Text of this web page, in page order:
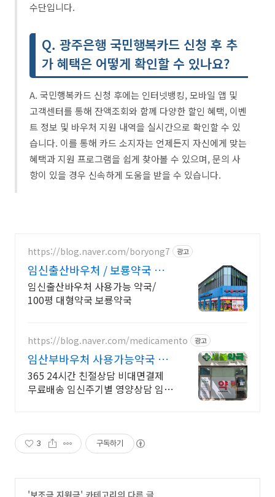
수단입니다.
Q. 광주은행 국민행복카드 신청 후 추
가 혜택은 어떻게 확인할 수 있나요?
A. 국민행복카드 신청 후에는 인터넷뱅킹, 모바일 앱 및
고객센터를 통해 잔액조회와 함께 다양한 할인 혜택, 이벤
트 정보 및 바우처 지원 내역을 실시간으로 확인할 수 있
습니다. 이를 통해 카드 소지자는 언제든지 자신에게 맞는
혜택과 지원 프로그램을 쉽게 찾아볼 수 있으며, 문의 사
항이 있을 경우 신속하게 도움을 받을 수 있습니다.
https://blog.naver.com/boryong7 광고
임신출산바우처 / 보룡약국 대
형약국/태릉입구,육사 근처
임신출산바우처 사용가능 약국/
100평 대형약국 보룡약국
https://blog.naver.com/medicamento 광고
임산부바우처 사용가능약국 국
민행복카드 사용처
365 24시간 친절상담 비대면결제
무료배송 임신주기별 영양상담 임산
3 구독하기
'보조금 지원금' 카테고리의 다른 글